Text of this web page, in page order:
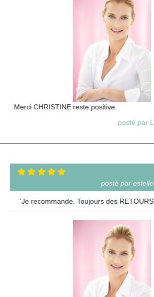
Merci CHRISTINE reste positive
posté par
posté par
'Je recommande. Toujours des